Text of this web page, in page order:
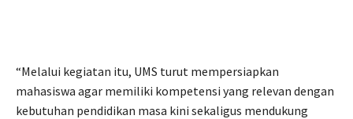
“Melalui kegiatan itu, UMS turut mempersiapkan
mahasiswa agar memiliki kompetensi yang relevan dengan
kebutuhan pendidikan masa kini sekaligus mendukung